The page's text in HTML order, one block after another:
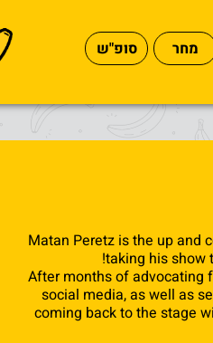
מחר סופ"ש
Matan Peretz is the up and
taking his show
After months of advocating
social media, as well as
coming back to the stage